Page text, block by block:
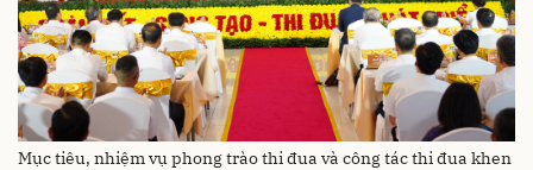
Mục tiêu, nhiệm vụ phong trào thi đua và công tác thi đua khen